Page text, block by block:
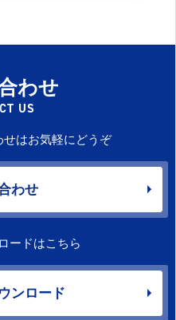
わせ
US
はお気軽にどうぞ
わせ
ードはこちら
ンロード